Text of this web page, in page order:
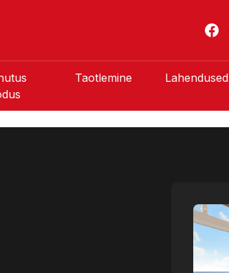
Taotlemine Lahendused